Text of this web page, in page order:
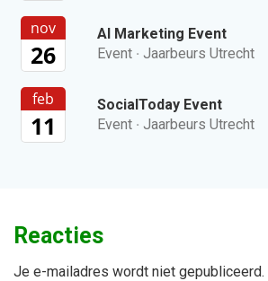
nov
26
AI Marketing Event
Event · Jaarbeurs Utrecht
feb
11
SocialToday Event
Event · Jaarbeurs Utrecht
Reacties
Je e-mailadres wordt niet gepubliceerd.